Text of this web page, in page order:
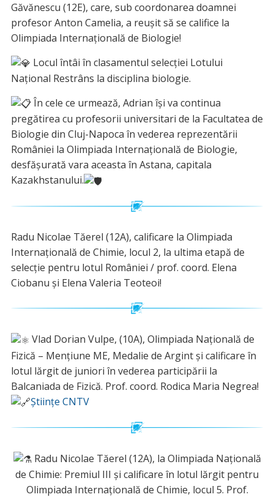
Găvănescu (12E), care, sub coordonarea doamnei
profesor Anton Camelia, a reușit să se califice la
Olimpiada Internațională de Biologie!
Locul întâi în clasamentul selecției Lotului
Național Restrâns la disciplina biologie.
În cele ce urmează, Adrian își va continua
pregătirea cu profesorii universitari de la Facultatea de
Biologie din Cluj-Napoca în vederea reprezentării
României la Olimpiada Internațională de Biologie,
desfășurată vara aceasta în Astana, capitala
Kazakhstanului.
Radu Nicolae Tăerel (12A), calificare la Olimpiada
Internațională de Chimie, locul 2, la ultima etapă de
selecție pentru lotul României / prof. coord. Elena
Ciobanu și Elena Valeria Teoteoi!
Vlad Dorian Vulpe, (10A), Olimpiada Națională de
Fizică – Mențiune ME, Medalie de Argint și calificare în
lotul lărgit de juniori în vederea participării la
Balcaniada de Fizică. Prof. coord. Rodica Maria Negrea!
Științe CNTV
Radu Nicolae Tăerel (12A), la Olimpiada Națională
de Chimie: Premiul III și calificare în lotul lărgit pentru
Olimpiada Internațională de Chimie, locul 5. Prof.